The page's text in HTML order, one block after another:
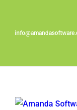
content